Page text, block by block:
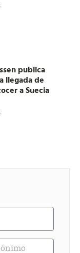
publica
llegada de
a Suecia